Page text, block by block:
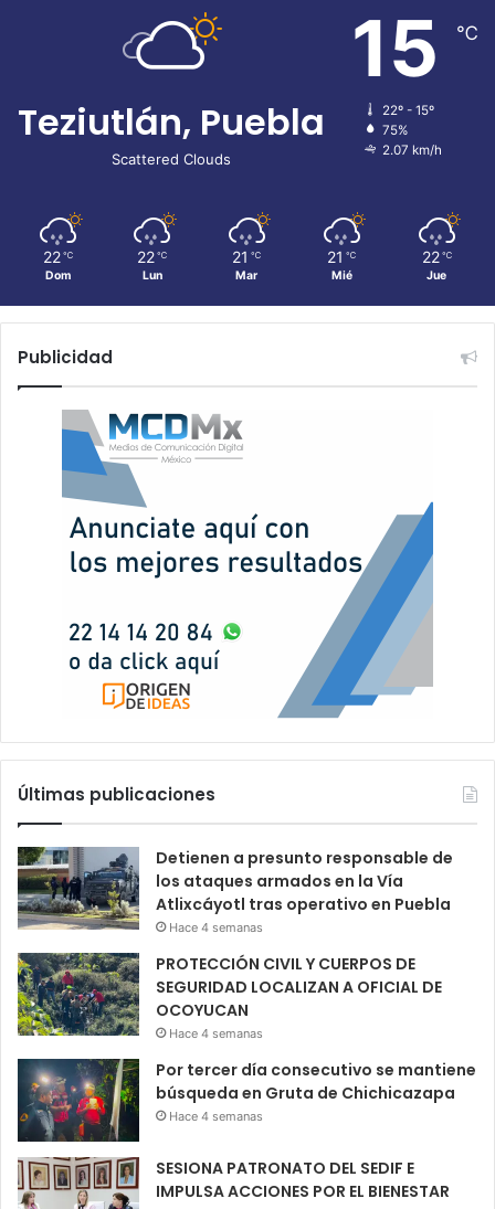
Teziutlán, Puebla
Scattered Clouds
15 ℃
22º - 15º
75%
2.07 km/h
22 ℃
Dom
22 ℃
Lun
21 ℃
Mar
21 ℃
Mié
22 ℃
Jue
Publicidad
Últimas publicaciones
Detienen a presunto responsable de
los ataques armados en la Vía
Atlixcáyotl tras operativo en Puebla
Hace 4 semanas
PROTECCIÓN CIVIL Y CUERPOS DE
SEGURIDAD LOCALIZAN A OFICIAL DE
OCOYUCAN
Hace 4 semanas
Por tercer día consecutivo se mantiene
búsqueda en Gruta de Chichicazapa
Hace 4 semanas
SESIONA PATRONATO DEL SEDIF E
IMPULSA ACCIONES POR EL BIENESTAR